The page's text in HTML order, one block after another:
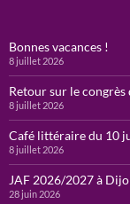
Bonnes vacances !
8 juillet 2026
Retour sur le
8 juillet 2026
Café littéraire du 10
8 juillet 2026
JAF 2026/2027 à
28 juin 2026